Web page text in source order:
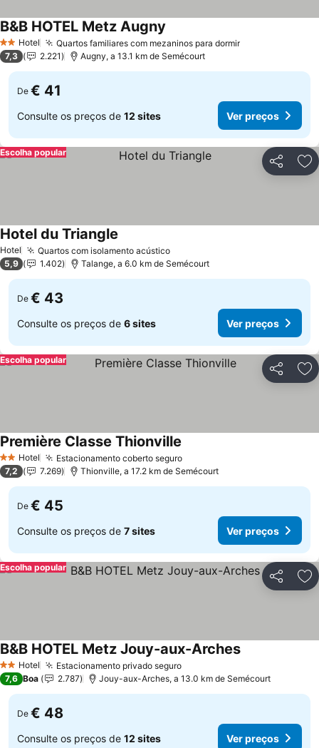
2 Estrelas
Hotel Quartos familiares com mezaninos para dormirVer preços
B&B HOTEL Metz Augny
7,3 2.221 Augny, a 13.1 km de Semécourt
De € 41
Consulte os preços de 12 sites Ver preços
Partilhar
Escolha popular
Hotel Quartos com isolamento acústicoVer preços
Hotel du Triangle
5,9 1.402 Talange, a 6.0 km de Semécourt
De € 43
Consulte os preços de 6 sites Ver preços
Partilhar
Escolha popular
2 Estrelas
Hotel Estacionamento coberto seguroVer preços
Première Classe Thionville
7,2 7.269 Thionville, a 17.2 km de Semécourt
De € 45
Consulte os preços de 7 sites Ver preços
Partilhar
Escolha popular
2 Estrelas
Hotel Estacionamento privado seguroVer preços
B&B HOTEL Metz Jouy-aux-ArchesVer preços
7,6 Boa 2.787 Jouy-aux-Arches, a 13.0 km de Semécourt
De € 48
Consulte os preços de 12 sites Ver preços